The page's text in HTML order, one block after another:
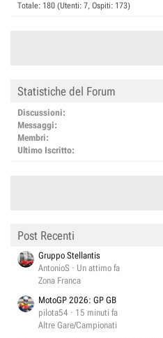
Totale: 180 (Utenti: 7, Ospiti: 173)
Statistiche del Forum
Discussioni
Messaggi
Membri
Ultimo Iscritto
Post Recenti
Gruppo Stellantis
AntonioS
Un attimo fa
Zona Franca
MotoGP 2026: GP GB
pilota54
15 minuti fa
Altre Gare/Campionati